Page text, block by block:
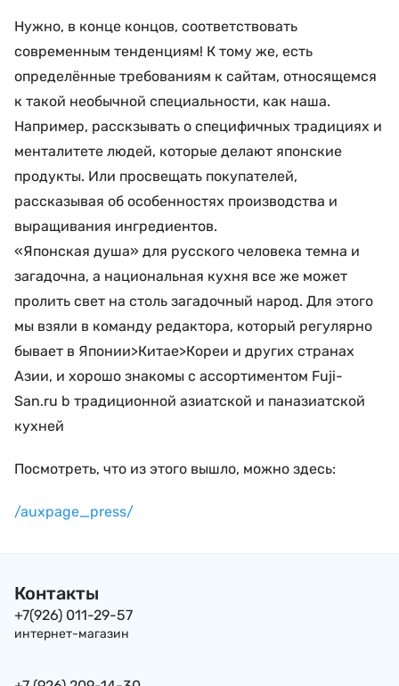
Нужно, в конце концов, соответствовать
современным тенденциям! К тому же, есть
определённые требованиям к сайтам, относящемся
к такой необычной специальности, как наша.
Например, расскзывать о специфичных традициях и
менталитете людей, которые делают японские
продукты. Или просвещать покупателей,
рассказывая об особенностях производства и
выращивания ингредиентов.
«Японская душа» для русского человека темна и
загадочна, а национальная кухня все же может
пролить свет на столь загадочный народ. Для этого
мы взяли в команду редактора, который регулярно
бывает в Японии>Китае>Кореи и других странах
Азии, и хорошо знакомы с ассортиментом Fuji-
San.ru b традиционной азиатской и паназиатской
кухней
Посмотреть, что из этого вышло, можно здесь:
/auxpage_press/
Контакты
+7(926) 011-29-57
интернет-магазин